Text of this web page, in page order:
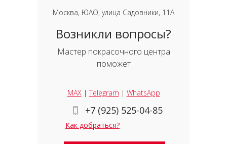
Москва, ЮАО, улица Садовники, 11А
Возникли вопросы?
Мастер покрасочного центра
поможет
MAX|Telegram | WhatsApp
+7 (925) 525-04-85
Как добраться?